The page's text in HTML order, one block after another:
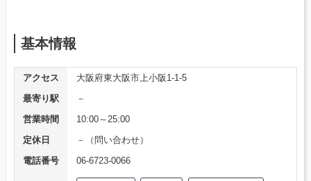
基本情報
アクセス
大阪府東大阪市上小阪1-1-5
最寄り駅
－
営業時間
10:00～25:00
定休日
－（問い合わせ）
電話番号
06-6723-0066